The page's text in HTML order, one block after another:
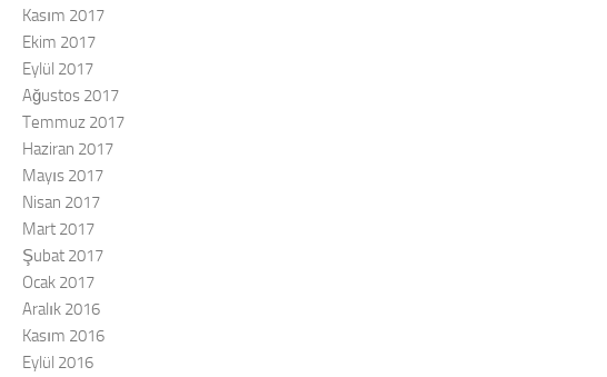
Kasım 2017
Ekim 2017
Eylül 2017
Ağustos 2017
Temmuz 2017
Haziran 2017
Mayıs 2017
Nisan 2017
Mart 2017
Şubat 2017
Ocak 2017
Aralık 2016
Kasım 2016
Eylül 2016